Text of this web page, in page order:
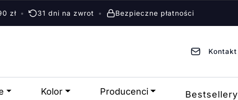
zł • 31 dni na zwrot • Bezpieczne płatności
Kontakt
Kolor Producenci Bestsellery